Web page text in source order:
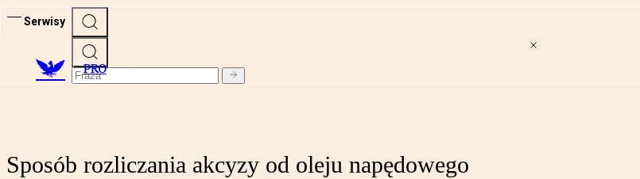
Serwisy
PRO
Sposób rozliczania akcyzy od oleju napędowego